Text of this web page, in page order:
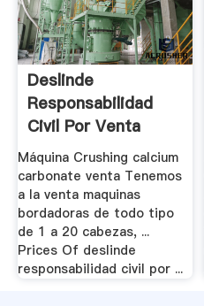
Deslinde
Responsabilidad
Civil Por Venta
Maquina
Máquina Crushing calcium
carbonate venta Tenemos
a la venta maquinas
bordadoras de todo tipo
de 1 a 20 cabezas, ...
Prices Of deslinde
responsabilidad civil por ...